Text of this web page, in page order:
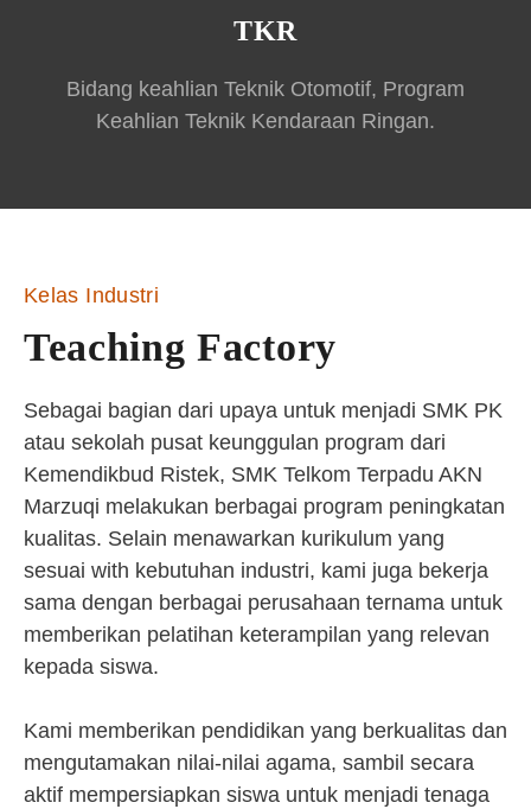
TKR
Bidang keahlian Teknik Otomotif, Program
Keahlian Teknik Kendaraan Ringan.
Kelas Industri
Teaching Factory
Sebagai bagian dari upaya untuk menjadi SMK PK
atau sekolah pusat keunggulan program dari
Kemendikbud Ristek, SMK Telkom Terpadu AKN
Marzuqi melakukan berbagai program peningkatan
kualitas. Selain menawarkan kurikulum yang
sesuai with kebutuhan industri, kami juga bekerja
sama dengan berbagai perusahaan ternama untuk
memberikan pelatihan keterampilan yang relevan
kepada siswa.
Kami memberikan pendidikan yang berkualitas dan
mengutamakan nilai-nilai agama, sambil secara
aktif mempersiapkan siswa untuk menjadi tenaga